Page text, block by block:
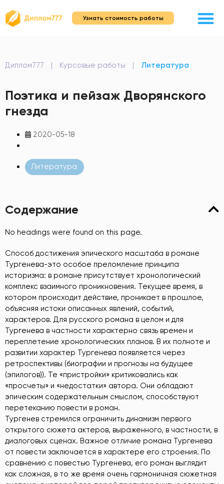
Узнать стоимость работы
Диплом777 | Курсовые работы | Литература
Поэтика и пейзаж Дворянского
гнезда
2020-05-18
Литература
Содержание
No headings were found on this page.
Способ достижения эпического масштаба в романе
Тургенева-это особое преломление принципа
историзма: в романе присутствует хронологический
комплекс взаимного проникновения. Текущее время, в
котором происходит действие, проникает в прошлое,
объясняя истоки описанных явлений, событий,
характеров. Для русского романа в целом и для
Тургенева в частности характерно связь времен и
переплетение хронологических планов. В их полноте и
развитии характер Тургенева появляется через
ретроспективы (биографии и прогнозы на будущее
(эпилогов)). Те «пристройки» критиковались как
«просчеты» и «недостатки» автора. Они обладают
эпическим содержательным смыслом, способствуют
перетеканию повести в роман.
Тургенев стремился ограничить динамизм первого
открытого сюжета актеров, выраженного, в частности, в
диалоговых сценах. Важное отличие романа Тургенева
от повести заключается в характере его строения. По
сравнению с повестью Тургенева, его роман выглядит
как сложная, в то же время очень гармоничная сюжетная